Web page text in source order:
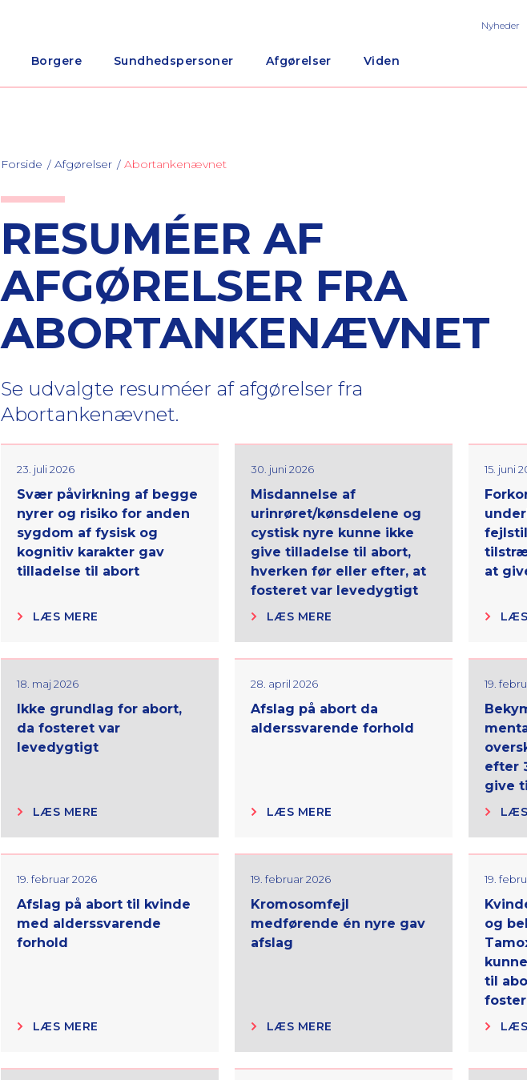
Borgere Sundhedspersoner Afgørelser Viden
Nyheder
Forside Afgørelser Abortankenævnet
RESUMÉER AF
AFGØRELSER FRA
ABORTANKENÆVNET
Se udvalgte resuméer af afgørelser fra
Abortankenævnet.
23. juli 2026
Svær påvirkning af begge
nyrer og risiko for anden
sygdom af fysisk og
kognitiv karakter gav
tilladelse til abort
LÆS MERE
30. juni 2026
Misdannelse af
urinrøret/kønsdelene og
cystisk nyre kunne ikke
give tilladelse til abort,
hverken før eller efter, at
fosteret var levedygtigt
LÆS MERE
15. juni
at
LÆS
18. maj 2026
Ikke grundlag for abort,
da fosteret var
levedygtigt
LÆS MERE
28. april 2026
Afslag på abort da
alderssvarende forhold
LÆS MERE
19.
efter
give
LÆS
19. februar 2026
Afslag på abort til kvinde
med alderssvarende
forhold
LÆS MERE
19. februar 2026
Kromosomfejl
medførende én nyre gav
afslag
LÆS MERE
19.
og
til
foster
LÆS